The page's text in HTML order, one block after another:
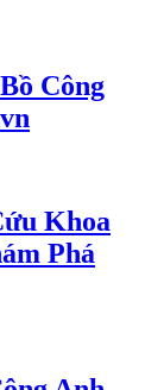
Công
Khoa
Phá